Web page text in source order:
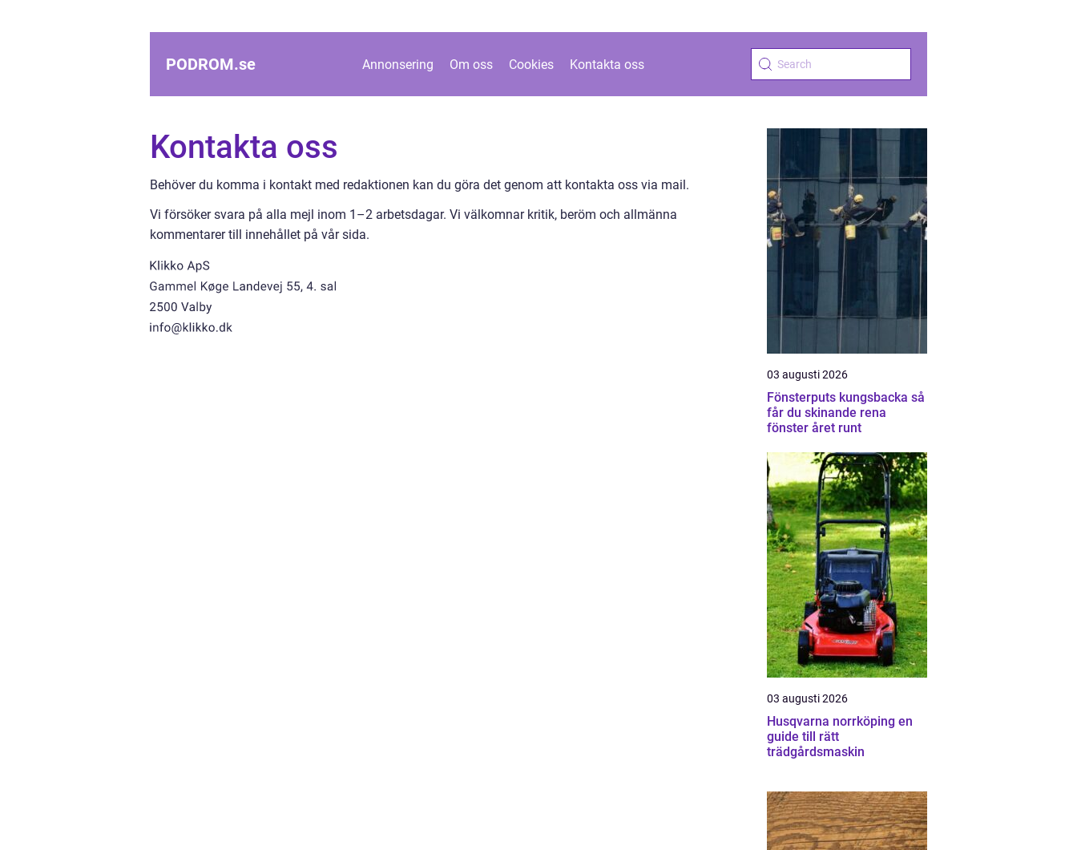
PODROM.se Annonsering Om oss Cookies Kontakta oss
Kontakta oss
Behöver du komma i kontakt med redaktionen kan du göra det genom att kontakta oss via mail.
Vi försöker svara på alla mejl inom 1–2 arbetsdagar. Vi välkomnar kritik, beröm och allmänna
kommentarer till innehållet på vår sida.
03 augusti 2026
Fönsterputs kungsbacka så
får du skinande rena
fönster året runt
03 augusti 2026
Husqvarna norrköping en
guide till rätt
trädgårdsmaskin